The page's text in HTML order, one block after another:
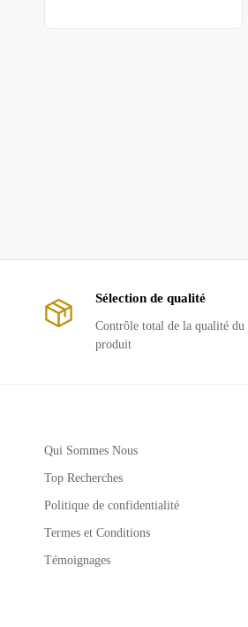
Sélection de qualité
Contrôle total de la qualité du
produit
Qui Sommes Nous
Top Recherches
Politique de confidentialité
Termes et Conditions
Témoignages